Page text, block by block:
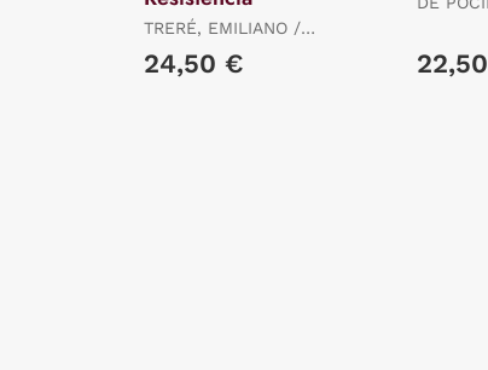
TRERÉ, EMILIANO /
24,50 €